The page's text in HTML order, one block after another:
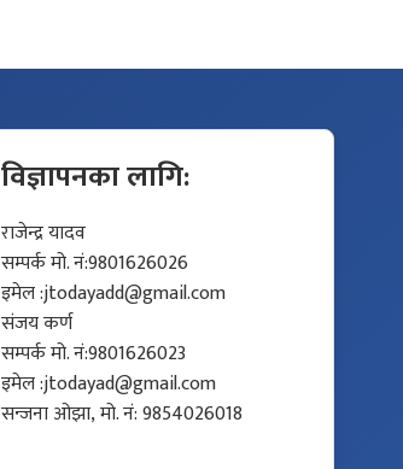
विज्ञापनका लागि:
राजेन्द्र यादव
सम्पर्क मो. नं:9801626026
इमेल :jtodayadd@gmail.com
संजय कर्ण
सम्पर्क मो. नं:9801626023
इमेल :jtodayad@gmail.com
सन्जना ओझा, मो. नं: 9854026018